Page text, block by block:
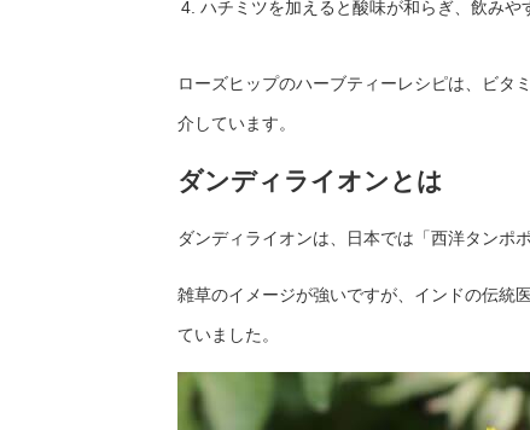
ハチミツを加えると酸味が和らぎ、飲みや
ローズヒップのハーブティーレシピは、ビタ
介しています。
ダンディライオンとは
ダンディライオンは、日本では「西洋タンポ
雑草のイメージが強いですが、インドの伝統
ていました。